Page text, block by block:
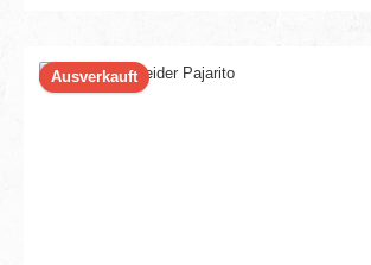
Ausverkauft